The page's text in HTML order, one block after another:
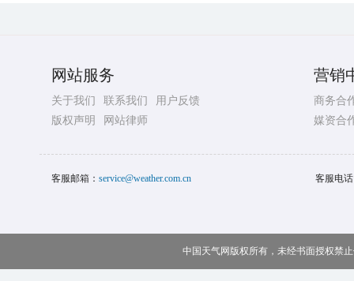
网站服务
关于我们 联系我们
用户反馈
版权声明
网站律师
营销
商务合
媒资合
客服邮箱： service@weather.com.cn 客服电
中国天气网版权所有，未经书面授权